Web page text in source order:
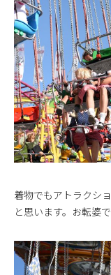
着物でもアトラクシ
と思います。お転婆